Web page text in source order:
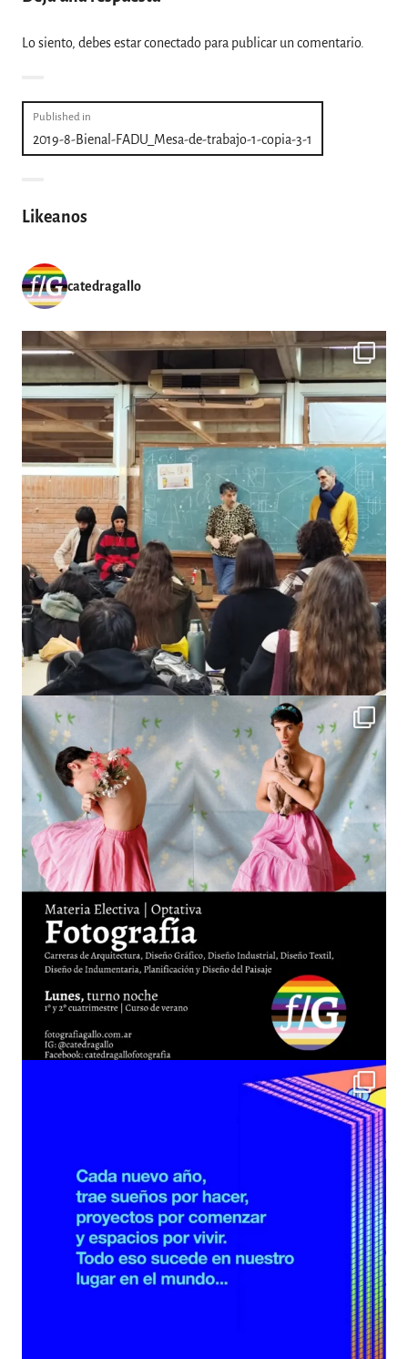
Lo siento, debes estarconectado para publicar un comentario.
Navegación
de
Published in
2019-8-Bienal-FADU_Mesa-de-trabajo-1-copia-3-1
Likeanos
catedragallo